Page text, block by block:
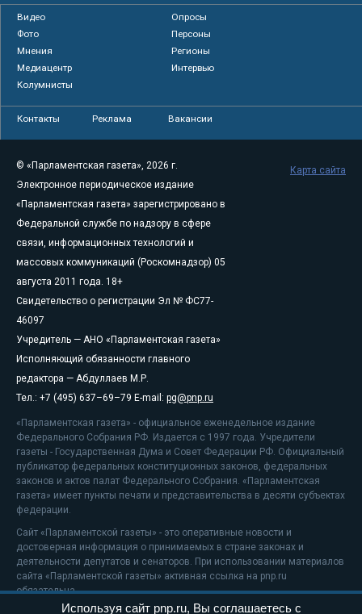
Видео
Опросы
Фото
Персоны
Мнения
Регионы
Медиацентр
Интервью
Колумнисты
Контакты Реклама Вакансии
© «Парламентская газета», 2026 г.
Электронное периодическое издание
«Парламентская газета» зарегистрировано в
Федеральной службе по надзору в сфере
связи, информационных технологий и
массовых коммуникаций (Роскомнадзор) 05
августа 2011 года. 18+
Свидетельство о регистрации Эл № ФС77-
46097
Учредитель — АНО «Парламентская газета»
Исполняющий обязанности главного
редактора — Абдуллаев М.Р.
Тел.: +7 (495) 637–69–79 E-mail: pg@pnp.ru
«Парламентская газета» - официальное еженедельное издание
Федерального Собрания РФ. Издается с 1997 года. Учредители
газеты - Государственная Дума и Совет Федерации РФ. Официальный
публикатор федеральных конституционных законов, федеральных
законов и актов палат Федерального Собрания. «Парламентская
газета» имеет пункты печати и представительства в десяти субъектах
федерации.
Сайт «Парламентской газеты» - это оперативные новости и
достоверная информация о принимаемых в стране законах и
деятельности депутатов и сенаторов. При использовании материалов
сайта «Парламентской газеты» активная ссылка на pnp.ru
обязательна.
Карта сайта
Используя сайт pnp.ru, Вы соглашаетесь с